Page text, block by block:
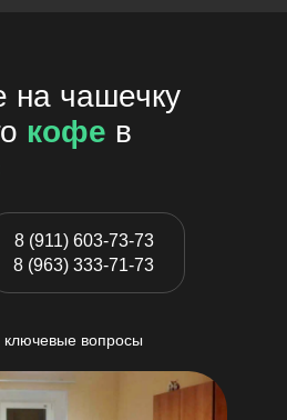
на чашечку
кофе в
вопросы
8 (911) 603-73-73
8 (963) 333-71-73